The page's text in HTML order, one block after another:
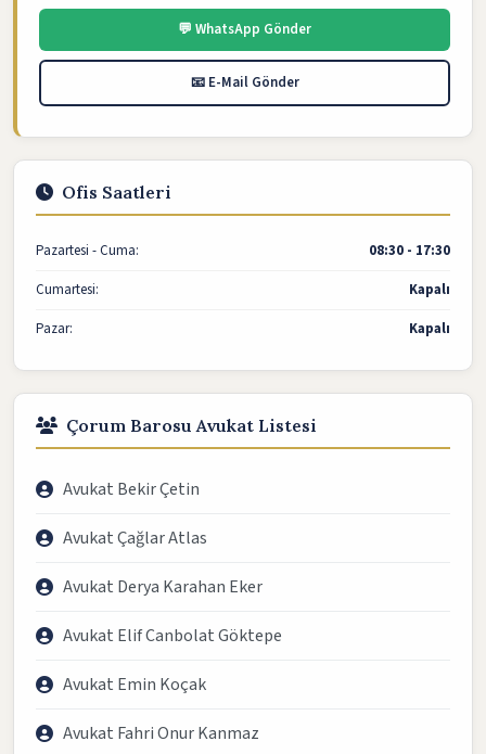
💬 WhatsApp Gönder
📧 E-Mail Gönder
Ofis Saatleri
Pazartesi - Cuma:
08:30 - 17:30
Cumartesi:
Kapalı
Pazar:
Kapalı
Çorum Barosu Avukat Listesi
Avukat Bekir Çetin
Avukat Çağlar Atlas
Avukat Derya Karahan Eker
Avukat Elif Canbolat Göktepe
Avukat Emin Koçak
Avukat Fahri Onur Kanmaz